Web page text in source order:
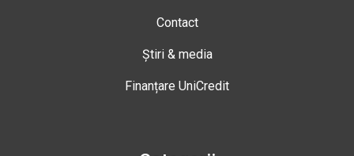
Contact
Știri & media
Finanțare UniCredit